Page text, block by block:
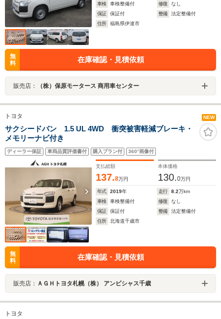
車検
車検整備付 修復
なし
保証
保証付 整備
法定整備付
住所
福島県伊達市
無
料
在庫確認・見積依頼
販売店： （株）保原モータース 商用車センター
トヨタ NEW
サクシードバン 1.5 UL 4WD 衝突被害軽減ブレーキ・
メモリーナビ付き
ディーラー保証 車両品質評価書付 購入プラン付 360°画像付
支払総額
137.8万円
本体価格
130.0万円
年式 2019年 走行 8.2万km
車検
車検整備付 修復
なし
保証
保証付 整備
法定整備付
住所
北海道千歳市
無
料
在庫確認・見積依頼
販売店： ＡＧＨトヨタ札幌（株） アンビシャス千歳
トヨタ